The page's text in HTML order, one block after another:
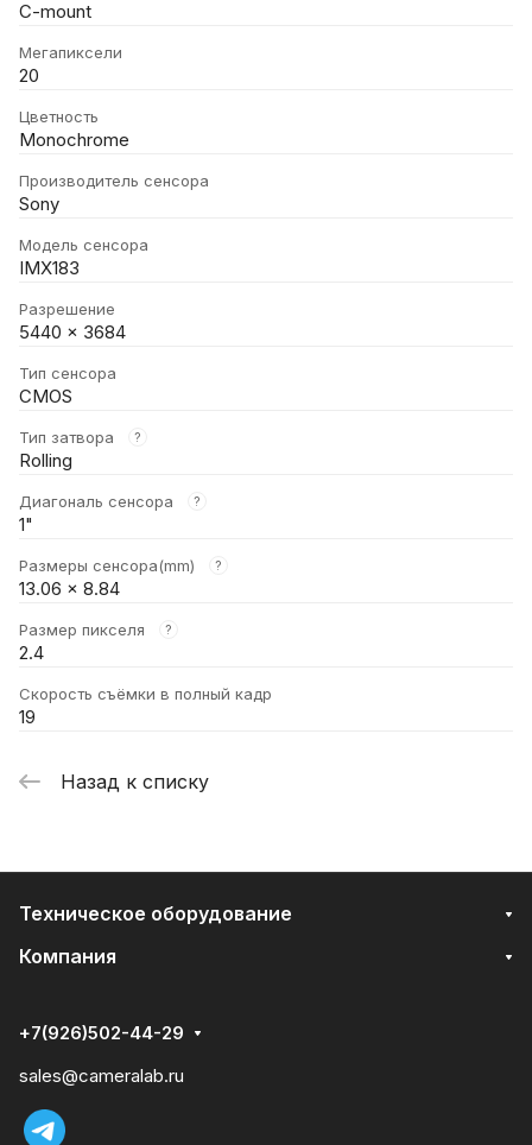
C-mount
Мегапиксели
20
Цветность
Monochrome
Производитель сенсора
Sony
Модель сенсора
IMX183
Разрешение
5440 × 3684
Тип сенсора
CMOS
Тип затвора ?
Rolling
Диагональ сенсора ?
1"
Размеры сенсора(mm) ?
13.06 × 8.84
Размер пикселя ?
2.4
Скорость съёмки в полный кадр
19
Назад к списку
Техническое оборудование
Компания
+7(926)502-44-29
sales@cameralab.ru